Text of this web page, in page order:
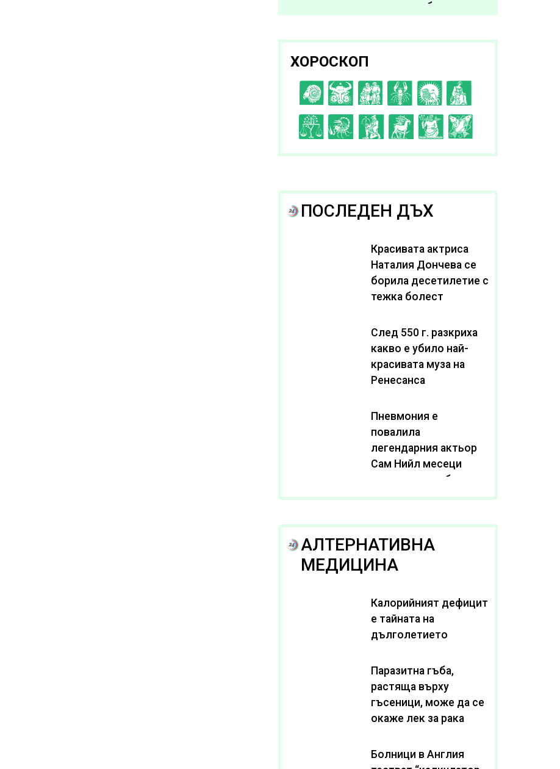
за да подобрите
ХОРОСКОП
C D EFGH
I J K L A B
ПОСЛЕДЕН ДЪХ
Красивата актриса
Наталия Дончева се
борила десетилетие с
тежка болест
След 550 г. разкриха
какво е убило най-
красивата муза на
Ренесанса
Пневмония е
повалила
легендарния актьор
Сам Нийл месеци
след като пребори
рака
АЛТЕРНАТИВНА
МЕДИЦИНА
Калорийният дефицит
е тайната на
дълголетието
Паразитна гъба,
растяща върху
гъсеници, може да се
окаже лек за рака
Болници в Англия